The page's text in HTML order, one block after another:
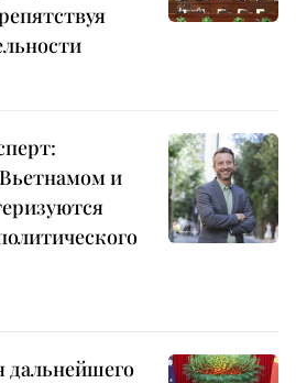
и
дальнейшего